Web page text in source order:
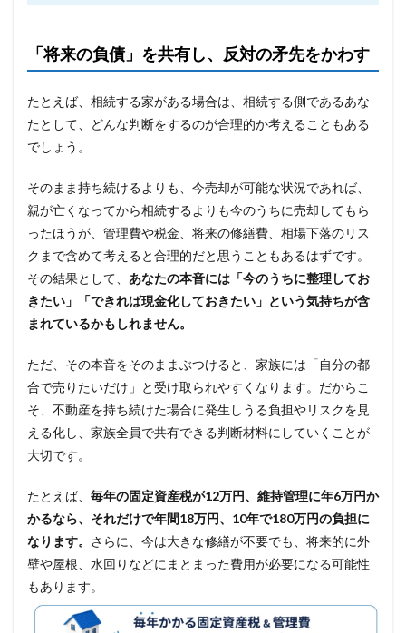
「将来の負債」を共有し、反対の矛先をかわす
たとえば、相続する家がある場合は、相続する側であるあな
たとして、どんな判断をするのが合理的か考えることもある
でしょう。
そのまま持ち続けるよりも、今売却が可能な状況であれば、
親が亡くなってから相続するよりも今のうちに売却してもら
ったほうが、管理費や税金、将来の修繕費、相場下落のリス
クまで含めて考えると合理的だと思うこともあるはずです。
その結果として、 あなたの本音には「今のうちに整理してお
きたい」「できれば現金化しておきたい」という気持ちが含
まれているかもしれません。
ただ、その本音をそのままぶつけると、家族には「自分の都
合で売りたいだけ」と受け取られやすくなります。だからこ
そ、不動産を持ち続けた場合に発生しうる負担やリスクを見
える化し、家族全員で共有できる判断材料にしていくことが
大切です。
たとえば、 毎年の固定資産税が12万円、維持管理に年6万円か
かるなら、それだけで年間18万円、10年で180万円の負担に
なります。 さらに、今は大きな修繕が不要でも、将来的に外
壁や屋根、水回りなどにまとまった費用が必要になる可能性
もあります。